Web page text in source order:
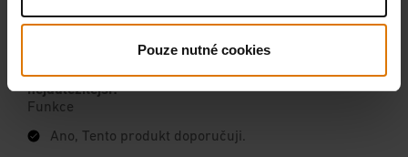
Pouze nutné cookies